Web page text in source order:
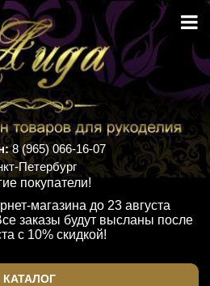
8 (965) 066-16-07
Петербург
покупатели!
магазина до 23 августа
заказы будут высланы после
с 10% скидкой!
КАТАЛОГ